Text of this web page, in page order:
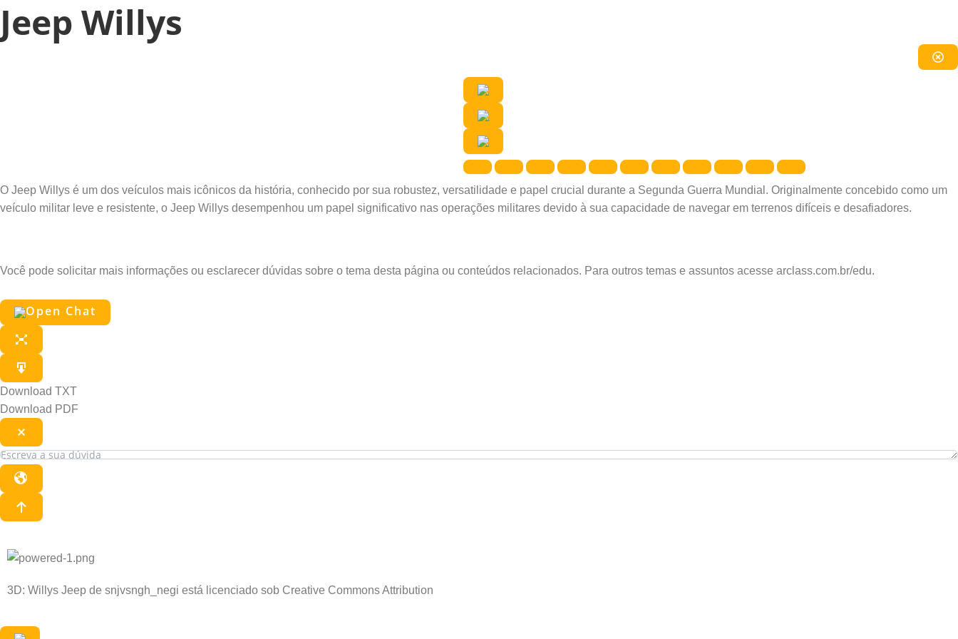
Jeep Willys
O Jeep Willys é um dos veículos mais icônicos da história, conhecido por sua robustez, versatilidade e papel crucial durante a Segunda Guerra Mundial. Originalmente concebido como um
veículo militar leve e resistente, o Jeep Willys desempenhou um papel significativo nas operações militares devido à sua capacidade de navegar em terrenos difíceis e desafiadores.
Você pode solicitar mais informações ou esclarecer dúvidas sobre o tema desta página ou conteúdos relacionados. Para outros temas e assuntos acesse arclass.com.br/edu.
Download TXT
Download PDF
3D: Willys Jeep de snjvsngh_negi está licenciado sob Creative Commons Attribution